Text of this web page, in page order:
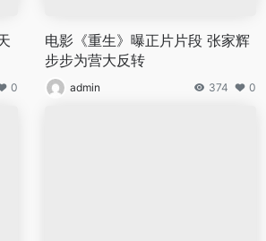
0
电影《重生》曝正片片段 张家辉
步步为营大反转
admin 374 0